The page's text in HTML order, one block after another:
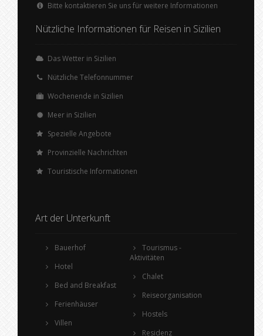
Bitte kontaktieren Sie uns für weitere Informationen
Nützliche Informationen für Reisen in Sizilien
Das Wetter in Sizilien
Nützliche Telefonnummer
Wochenende in Sizilien
Meer in Sizilien
Spezielle Angebote
Provinzielle Nachrichten
Touristische Informationen
Art der Unterkunft
Bauerhof
Hotel
Bed and Breakfast
Ferienhäuser
Villen
Tourismus -
Aktivitäten
Chalet
Reiseorganisation
Hostels
Residenz